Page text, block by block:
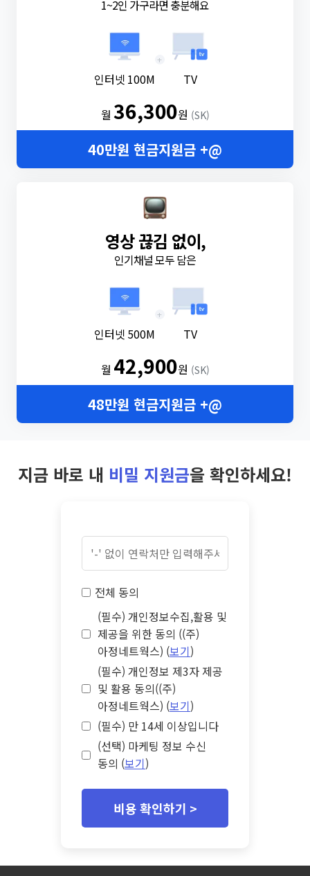
1~2인 가구라면 충분해요
인터넷 100M
+
TV
월36,300원 (SK)
40만원 현금지원금 +@
영상 끊김 없이,
인기채널 모두 담은
인터넷 500M
+
TV
월 42,900원 (SK)
48만원 현금지원금 +@
지금 바로 내 비밀 지원금을 확인하세요!
전체 동의
(필수) 개인정보수집,활용 및
제공을 위한 동의 ((주)
아정네트웍스) (보기)
(필수) 개인정보 제3자 제공
및 활용 동의((주)
아정네트웍스) (보기)
(필수) 만 14세 이상입니다
(선택) 마케팅 정보 수신
동의 (보기)
비용 확인하기 >